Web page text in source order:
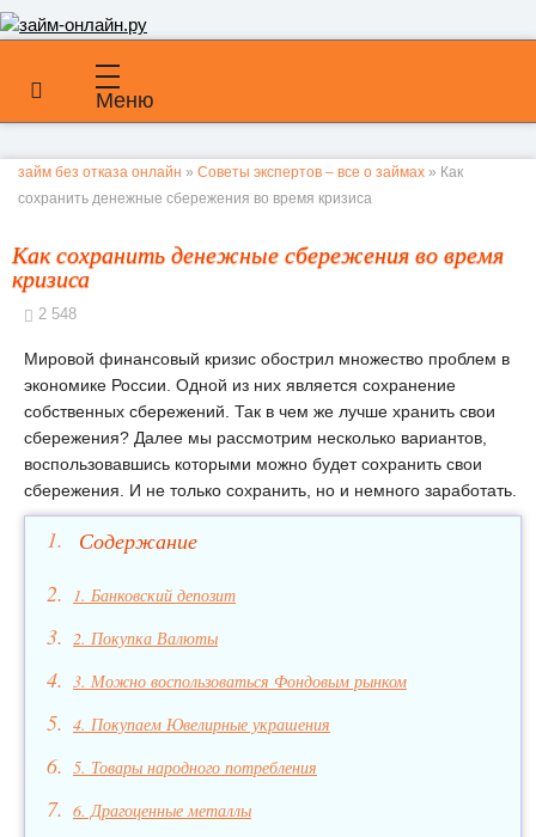
Меню
займ без отказа онлайн » Советы экспертов – все о займах » Как
сохранить денежные сбережения во время кризиса
Как сохранить денежные сбережения во время
кризиса
2 548
Мировой финансовый кризис обострил множество проблем в
экономике России. Одной из них является сохранение
собственных сбережений. Так в чем же лучше хранить свои
сбережения? Далее мы рассмотрим несколько вариантов,
воспользовавшись которыми можно будет сохранить свои
сбережения. И не только сохранить, но и немного заработать.
Содержание
1. Банковский депозит
2. Покупка Валюты
3. Можно воспользоваться Фондовым рынком
4. Покупаем Ювелирные украшения
5. Товары народного потребления
6. Драгоценные металлы